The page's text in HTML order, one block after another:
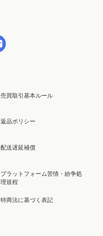
売買取引基本ルール
返品ポリシー
配送遅延補償
プラットフォーム苦情・紛争処
理規程
特商法に基づく表記